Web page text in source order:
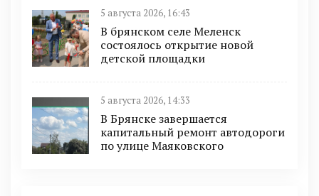
5 августа 2026, 16:43
В брянском селе Меленск
состоялось открытие новой
детской площадки
5 августа 2026, 14:33
В Брянске завершается
капитальный ремонт автодороги
по улице Маяковского